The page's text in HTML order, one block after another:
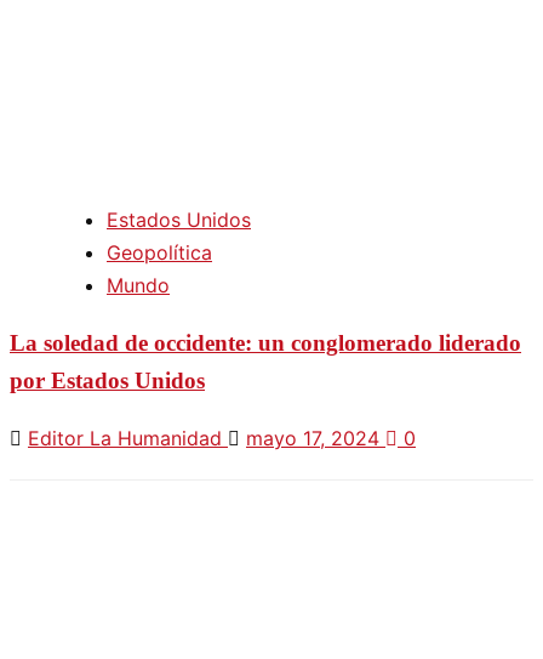
Estados Unidos
Geopolítica
Mundo
La soledad de occidente: un conglomerado liderado
por Estados Unidos
Editor La Humanidad mayo 17, 2024 0